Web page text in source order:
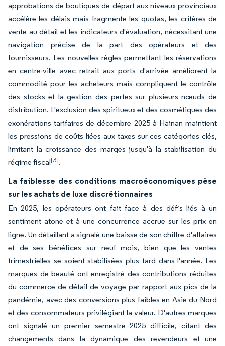
approbations de boutiques de départ aux niveaux provinciaux
accélère les délais mais fragmente les quotas, les critères de
vente au détail et les indicateurs d'évaluation, nécessitant une
navigation précise de la part des opérateurs et des
fournisseurs. Les nouvelles règles permettant les réservations
en centre-ville avec retrait aux ports d'arrivée améliorent la
commodité pour les acheteurs mais compliquent le contrôle
des stocks et la gestion des pertes sur plusieurs nœuds de
distribution. L'exclusion des spiritueux et des cosmétiques des
exonérations tarifaires de décembre 2025 à Hainan maintient
les pressions de coûts liées aux taxes sur ces catégories clés,
limitant la croissance des marges jusqu'à la stabilisation du
régime fiscal[3].
La faiblesse des conditions macroéconomiques pèse
sur les achats de luxe discrétionnaires
En 2025, les opérateurs ont fait face à des défis liés à un
sentiment atone et à une concurrence accrue sur les prix en
ligne. Un détaillant a signalé une baisse de son chiffre d'affaires
et de ses bénéfices sur neuf mois, bien que les ventes
trimestrielles se soient stabilisées plus tard dans l'année. Les
marques de beauté ont enregistré des contributions réduites
du commerce de détail de voyage par rapport aux pics de la
pandémie, avec des conversions plus faibles en Asie du Nord
et des consommateurs privilégiant la valeur. D'autres marques
ont signalé un premier semestre 2025 difficile, citant des
changements dans la dynamique des revendeurs et une